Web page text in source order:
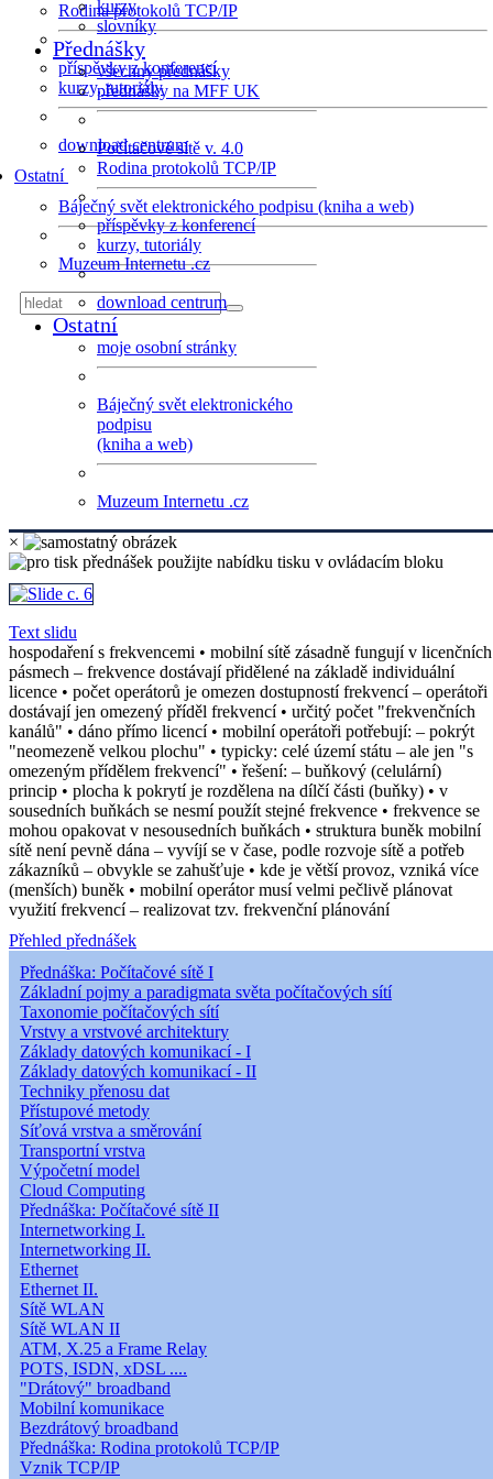
Rodina protokolů TCP/IP
příspěvky z konferencí
kurzy, tutoriály
download centrum
Ostatní
Báječný svět elektronického podpisu (kniha a web)
Muzeum Internetu .cz
kurzy
slovníky
Přednášky
všechny přednášky
přednášky na MFF UK
Počítačové sítě v. 4.0
Rodina protokolů TCP/IP
příspěvky z konferencí
kurzy, tutoriály
download centrum
Ostatní
moje osobní stránky
Báječný svět elektronického
podpisu
(kniha a web)
Muzeum Internetu .cz
×
Text slidu
hospodaření s frekvencemi • mobilní sítě zásadně fungují v licenčních
pásmech – frekvence dostávají přidělené na základě individuální
licence • počet operátorů je omezen dostupností frekvencí – operátoři
dostávají jen omezený příděl frekvencí • určitý počet "frekvenčních
kanálů" • dáno přímo licencí • mobilní operátoři potřebují: – pokrýt
"neomezeně velkou plochu" • typicky: celé území státu – ale jen "s
omezeným přídělem frekvencí" • řešení: – buňkový (celulární)
princip • plocha k pokrytí je rozdělena na dílčí části (buňky) • v
sousedních buňkách se nesmí použít stejné frekvence • frekvence se
mohou opakovat v nesousedních buňkách • struktura buněk mobilní
sítě není pevně dána – vyvíjí se v čase, podle rozvoje sítě a potřeb
zákazníků – obvykle se zahušťuje • kde je větší provoz, vzniká více
(menších) buněk • mobilní operátor musí velmi pečlivě plánovat
využití frekvencí – realizovat tzv. frekvenční plánování
Přehled přednášek
Přednáška: Počítačové sítě I
Základní pojmy a paradigmata světa počítačových sítí
Taxonomie počítačových sítí
Vrstvy a vrstvové architektury
Základy datových komunikací - I
Základy datových komunikací - II
Techniky přenosu dat
Přístupové metody
Síťová vrstva a směrování
Transportní vrstva
Výpočetní model
Cloud Computing
Přednáška: Počítačové sítě II
Internetworking I.
Internetworking II.
Ethernet
Ethernet II.
Sítě WLAN
Sítě WLAN II
ATM, X.25 a Frame Relay
POTS, ISDN, xDSL ....
"Drátový" broadband
Mobilní komunikace
Bezdrátový broadband
Přednáška: Rodina protokolů TCP/IP
Vznik TCP/IP